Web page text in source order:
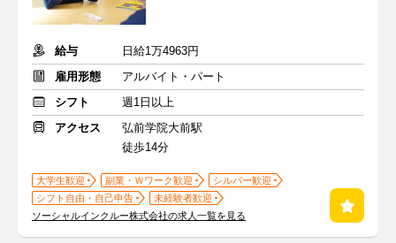
給与
日給1万4963円
雇用形態
アルバイト・パート
シフト
週1日以上
アクセス
弘前学院大前駅
徒歩14分
大学生歓迎 副業・Ｗワーク歓迎
シルバー歓迎
シフト自由・自己申告
未経験者歓迎
ソーシャルインクルー株式会社の求人一覧を見る